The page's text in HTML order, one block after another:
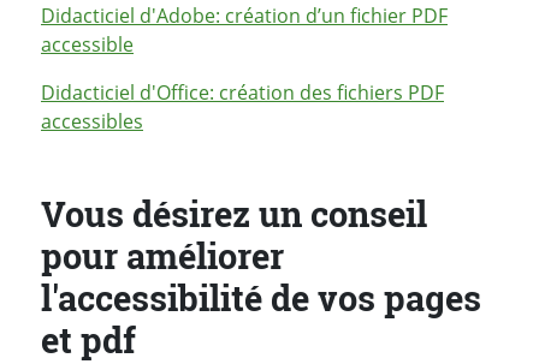
Didacticiel d'Adobe: création d’un fichier PDF
accessible
Didacticiel d'Office: création des fichiers PDF
accessibles
Vous désirez un conseil
pour améliorer
l'accessibilité de vos pages
et pdf